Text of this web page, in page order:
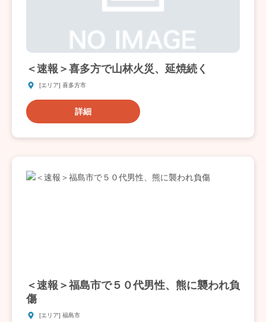
＜速報＞喜多方で山林火災、延焼続く
[エリア] 喜多方市
詳細
＜速報＞福島市で５０代男性、熊に襲われ負
傷
[エリア] 福島市